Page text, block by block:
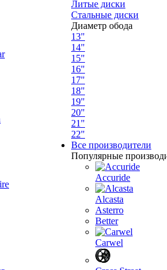
Литые диски
Стальные диски
Диаметр обода
13"
14"
15"
16"
17"
18"
19"
20"
21"
22"
Все производители
Популярные
Accuride
Alcasta
Asterro
Better
Carwel